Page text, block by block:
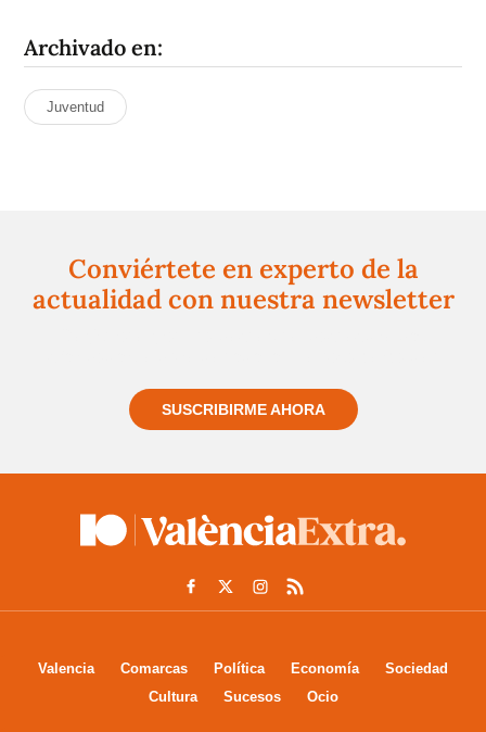
Archivado en:
Juventud
Conviértete en experto de la
actualidad con nuestra newsletter
SUSCRIBIRME AHORA
Valencia Comarcas Política Economía
Sociedad
Cultura
Sucesos Ocio